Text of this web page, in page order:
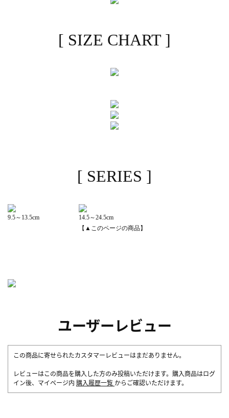
[ SIZE CHART ]
[ SERIES ]
9.5～13.5cm
14.5～24.5cm
【▲このページの商品】
ユーザーレビュー
この商品に寄せられたカスタマーレビューはまだありません。
レビューはこの商品を購入した方のみ投稿いただけます。購入商品はログ
イン後、マイページ内 購入履歴一覧 からご確認いただけます。